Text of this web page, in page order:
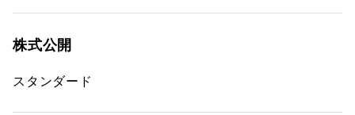
株式公開
スタンダード